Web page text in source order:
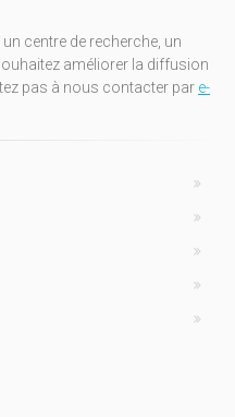
centre de recherche, un
améliorer la diffusion
pas à nous contacter par e-